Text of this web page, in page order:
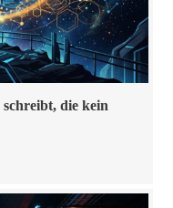
die kein